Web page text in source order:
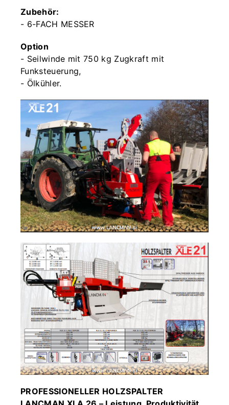
Zubehör:
- 6-FACH MESSER
Option
- Seilwinde mit 750 kg Zugkraft mit
Funksteuerung,
- Ölkühler.
PROFESSIONELLER HOLZSPALTER